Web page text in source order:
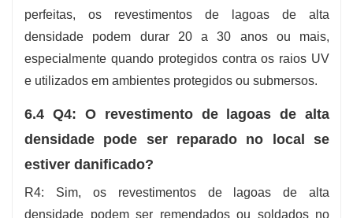
perfeitas, os revestimentos de lagoas de alta
densidade podem durar 20 a 30 anos ou mais,
especialmente quando protegidos contra os raios UV
e utilizados em ambientes protegidos ou submersos.
6.4 Q4: O revestimento de lagoas de alta
densidade pode ser reparado no local se
estiver danificado?
R4: Sim, os revestimentos de lagoas de alta
densidade podem ser remendados ou soldados no